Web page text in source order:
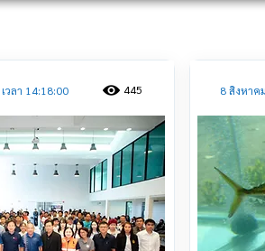
ประชาสัมพันธ์
วลา 14:18:00 445 8 สิงหาค